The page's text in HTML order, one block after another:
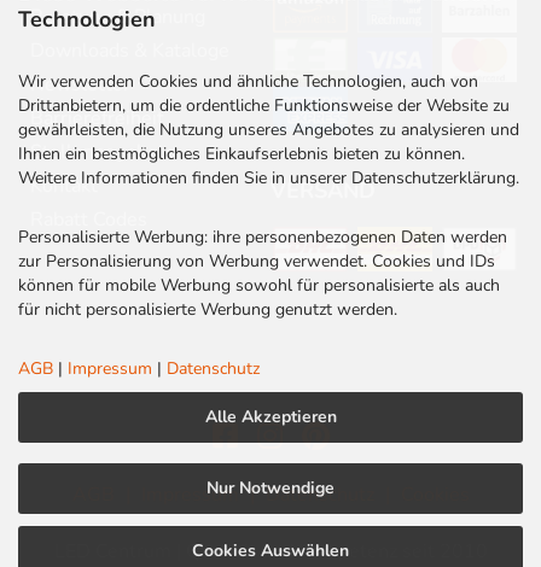
Technologien
Wir verwenden Cookies und ähnliche Technologien, auch von
Drittanbietern, um die ordentliche Funktionsweise der Website zu
gewährleisten, die Nutzung unseres Angebotes zu analysieren und
Ihnen ein bestmögliches Einkaufserlebnis bieten zu können.
Weitere Informationen finden Sie in unserer Datenschutzerklärung.
Personalisierte Werbung: ihre personenbezogenen Daten werden
zur Personalisierung von Werbung verwendet. Cookies und IDs
können für mobile Werbung sowohl für personalisierte als auch
für nicht personalisierte Werbung genutzt werden.
AGB | Impressum | Datenschutz
Alle Akzeptieren
Nur Notwendige
Cookies Auswählen
Beratung & Planung
Newsletter
Barrierefreiheit
Stellenangebote
Kontakt
VERSAND
Impressum | Datenschutz
LED Centrum | Qualität und Kompetenz seit 2010